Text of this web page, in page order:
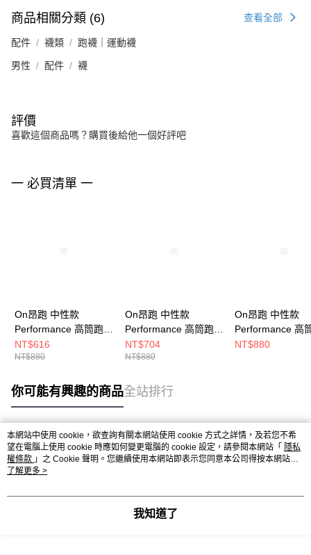
商品相關分類 (6) 查看全部
配件 襪類 跑襪｜運動襪
男性 配件 襪
評價
喜歡這個商品嗎？購買後給他一個好評吧
一 必買清單 一
On昂跑 中性款
Performance 高筒跑襪
地平線藍/白
NT$616
NT$880
On昂跑 中性款
Performance 高筒跑襪
灰藍/萊姆黃
NT$704
NT$880
On昂跑 中性款
Performance 高
黑/月蝕灰
NT$880
你可能有興趣的商品全站排行
熱門標籤
本網站中使用 cookie，欲查詢有關本網站使用 cookie 方式之詳情，及若您不希
望在電腦上使用 cookie 時應如何變更電腦的 cookie 設定，請參閱本網站「 隱私
權條款 」之 Cookie 聲明。您繼續使用本網站即表示您同意本公司得按本網站使
用條款之 Cookie 聲明使用 cookie。
了解更多 >
我知道了